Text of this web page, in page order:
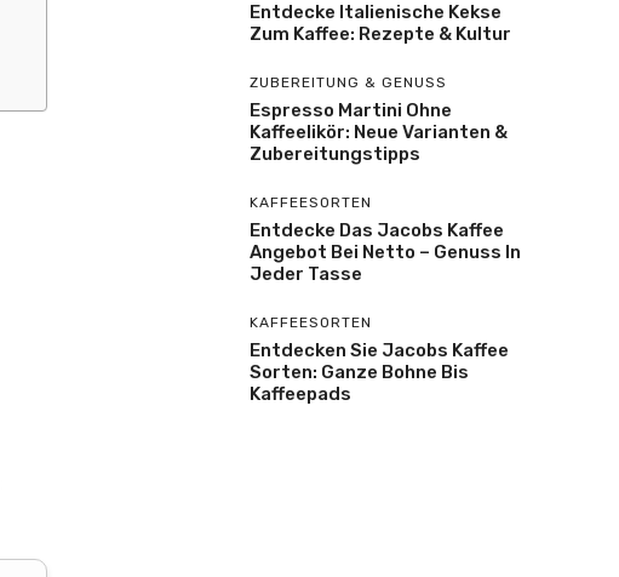
Entdecke Italienische Kekse
Zum Kaffee: Rezepte & Kultur
ZUBEREITUNG & GENUSS
Espresso Martini Ohne
Kaffeelikör: Neue Varianten &
Zubereitungstipps
KAFFEESORTEN
Entdecke Das Jacobs Kaffee
Angebot Bei Netto – Genuss In
Jeder Tasse
KAFFEESORTEN
Entdecken Sie Jacobs Kaffee
Sorten: Ganze Bohne Bis
Kaffeepads